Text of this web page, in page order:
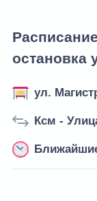
остановка
ул.
Ксм -